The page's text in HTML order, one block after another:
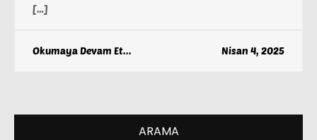
[…]
Okumaya Devam Et... Nisan 4, 2025
ARAMA